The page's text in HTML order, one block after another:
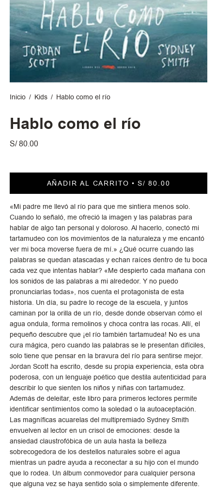
Inicio / Kids / Hablo como el río
Hablo como el río
S/ 80.00
AÑADIR AL CARRITO S/ 80.00
«Mi padre me llevó al río para que me sintiera menos solo.
Cuando lo señaló, me ofreció la imagen y las palabras para
hablar de algo tan personal y doloroso. Al hacerlo, conectó mi
tartamudeo con los movimientos de la naturaleza y me encantó
ver mi boca moverse fuera de mí.» ¿Qué ocurre cuando las
palabras se quedan atascadas y echan raíces dentro de tu boca
cada vez que intentas hablar? «Me despierto cada mañana con
los sonidos de las palabras a mi alrededor. Y no puedo
pronunciarlas todas», nos cuenta el protagonista de esta
historia. Un día, su padre lo recoge de la escuela, y juntos
caminan por la orilla de un río, desde donde observan cómo el
agua ondula, forma remolinos y choca contra las rocas. Allí, el
pequeño descubre que ¡el río también tartamudea! No es una
cura mágica, pero cuando las palabras se le presentan difíciles,
solo tiene que pensar en la bravura del río para sentirse mejor.
Jordan Scott ha escrito, desde su propia experiencia, esta obra
poderosa, con un lenguaje poético que destila autenticidad para
describir lo que sienten los niños y niñas con tartamudez.
Además de deleitar, este libro para primeros lectores permite
identificar sentimientos como la soledad o la autoaceptación.
Las magníficas acuarelas del multipremiado Sydney Smith
envuelven al lector en un crisol de emociones: desde la
ansiedad claustrofóbica de un aula hasta la belleza
sobrecogedora de los destellos naturales sobre el agua
mientras un padre ayuda a reconectar a su hijo con el mundo
que lo rodea. Un álbum conmovedor para cualquier persona
que alguna vez se haya sentido sola o simplemente diferente.